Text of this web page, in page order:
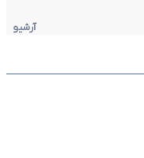
آرشیو